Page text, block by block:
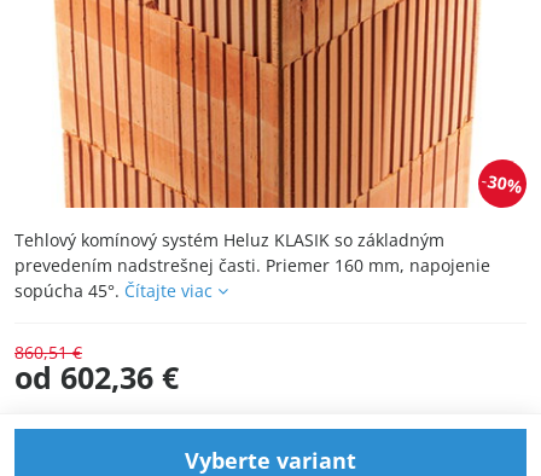
30%
Tehlový komínový systém Heluz KLASIK so základným
prevedením nadstrešnej časti. Priemer 160 mm, napojenie
sopúcha 45°. Čítajte viac
860,51 €
od 602,36 €
Vyberte variant